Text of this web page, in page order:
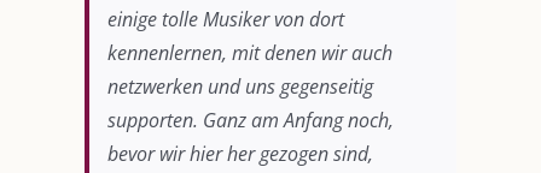
einige tolle Musiker von dort
kennenlernen, mit denen wir auch
netzwerken und uns gegenseitig
supporten. Ganz am Anfang noch,
bevor wir hier her gezogen sind,